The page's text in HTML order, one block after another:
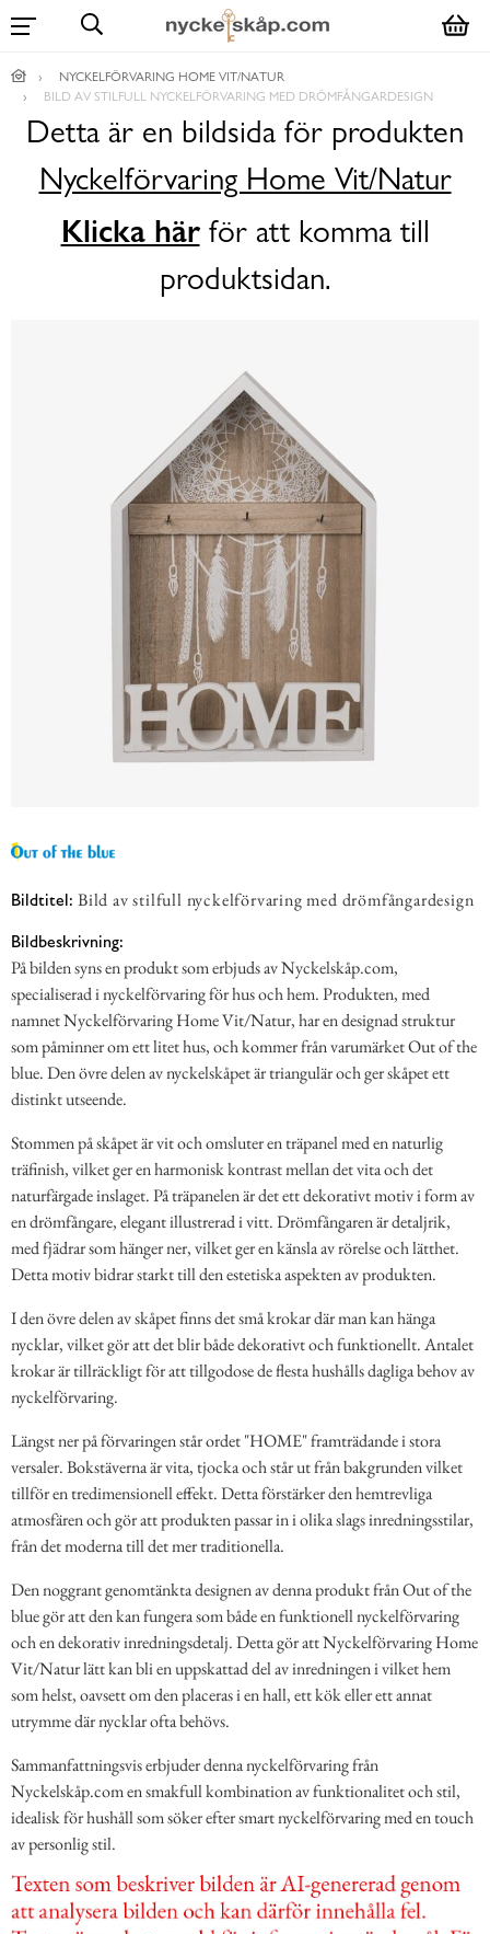
NYCKELFÖRVARING HOME VIT/NATUR
BILD AV STILFULL NYCKELFÖRVARING MED DRÖMFÅNGARDESIGN
Detta är en bildsida för produkten
Nyckelförvaring Home Vit/Natur
Klicka härför att komma till
produktsidan.
Bildtitel: Bild av stilfull nyckelförvaring med drömfångardesign
Bildbeskrivning:
På bilden syns en produkt som erbjuds av Nyckelskåp.com,
specialiserad i nyckelförvaring för hus och hem. Produkten, med
namnet Nyckelförvaring Home Vit/Natur, har en designad struktur
som påminner om ett litet hus, och kommer från varumärket Out of the
blue. Den övre delen av nyckelskåpet är triangulär och ger skåpet ett
distinkt utseende.
Stommen på skåpet är vit och omsluter en träpanel med en naturlig
träfinish, vilket ger en harmonisk kontrast mellan det vita och det
naturfärgade inslaget. På träpanelen är det ett dekorativt motiv i form av
en drömfångare, elegant illustrerad i vitt. Drömfångaren är detaljrik,
med fjädrar som hänger ner, vilket ger en känsla av rörelse och lätthet.
Detta motiv bidrar starkt till den estetiska aspekten av produkten.
I den övre delen av skåpet finns det små krokar där man kan hänga
nycklar, vilket gör att det blir både dekorativt och funktionellt. Antalet
krokar är tillräckligt för att tillgodose de flesta hushålls dagliga behov av
nyckelförvaring.
Längst ner på förvaringen står ordet "HOME" framträdande i stora
versaler. Bokstäverna är vita, tjocka och står ut från bakgrunden vilket
tillför en tredimensionell effekt. Detta förstärker den hemtrevliga
atmosfären och gör att produkten passar in i olika slags inredningsstilar,
från det moderna till det mer traditionella.
Den noggrant genomtänkta designen av denna produkt från Out of the
blue gör att den kan fungera som både en funktionell nyckelförvaring
och en dekorativ inredningsdetalj. Detta gör att Nyckelförvaring Home
Vit/Natur lätt kan bli en uppskattad del av inredningen i vilket hem
som helst, oavsett om den placeras i en hall, ett kök eller ett annat
utrymme där nycklar ofta behövs.
Sammanfattningsvis erbjuder denna nyckelförvaring från
Nyckelskåp.com en smakfull kombination av funktionalitet och stil,
idealisk för hushåll som söker efter smart nyckelförvaring med en touch
av personlig stil.